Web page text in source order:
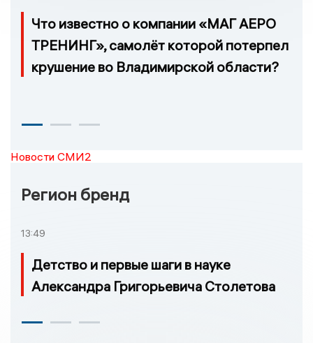
Что известно о компании «МАГ АЕРО
ТРЕНИНГ», самолёт которой потерпел
крушение во Владимирской области?
Новости СМИ2
Регион бренд
13:49
Детство и первые шаги в науке
Александра Григорьевича Столетова